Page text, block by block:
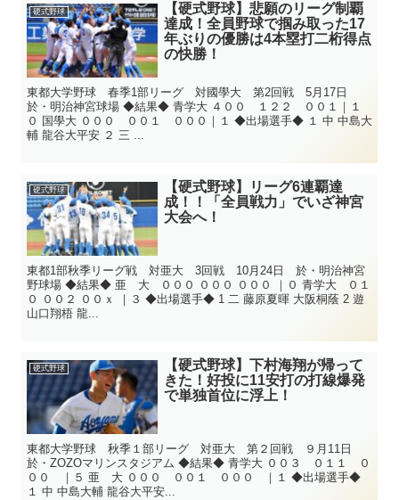
硬式野球
【硬式野球】悲願のリーグ制覇
達成！全員野球で掴み取った17
年ぶりの優勝は4本塁打二桁得点
の快勝！
東都大学野球 春季1部リーグ 対國學大 第2回戦 5月17日
於・明治神宮球場 ◆結果◆ 青学大 ４００ １２２ ００１｜１
０ 国學大 ０００ ００１ ０００｜１ ◆出場選手◆ １ 中 中島大
輔 龍谷大平安 ２ 三 ...
硬式野球
【硬式野球】リーグ6連覇達
成！！「全員戦力」でいざ神宮
大会へ！
東都1部秋季リーグ戦 対亜大 3回戦 10月24日 於・明治神宮
野球場 ◆結果◆ 亜 大 ０００ ０００ ０００ ｜０ 青学大 ０１
０ ００２ ００ｘ ｜３ ◆出場選手◆ 1 二 藤原夏暉 大阪桐蔭 2 遊
山口翔梧 龍...
硬式野球
【硬式野球】下村海翔が帰って
きた！好投に11安打の打線爆発
で単独首位に浮上！
東都大学野球 秋季１部リーグ 対亜大 第２回戦 ９月11日
於・ZOZOマリンスタジアム ◆結果◆ 青学大 ００３ ０１１ ０
００ ｜５ 亜 大 ０００ ００１ ０００ ｜１ ◆出場選手◆
１ 中 中島大輔 龍谷大平安...